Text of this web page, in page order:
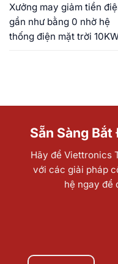
Xưởng may giảm tiền
gần như bằng 0 nhờ hệ
thống điện mặt trời
Sẵn Sàng
Hãy để Viettronics
với các giải pháp
hệ ngay để